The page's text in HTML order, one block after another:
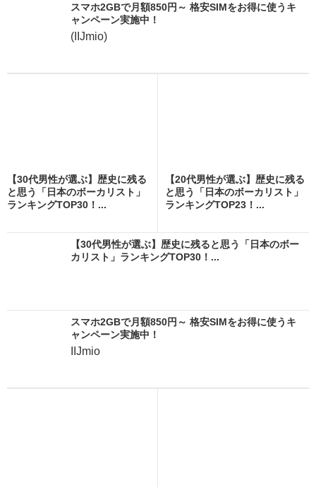
スマホ2GBで月額850円～ 格安SIMをお得に使うキ
ャンペーン実施中！
(IIJmio)
【30代男性が選ぶ】歴史に残る
と思う「日本のボーカリスト」
ランキングTOP30！...
【20代男性が選ぶ】歴史に残る
と思う「日本のボーカリスト」
ランキングTOP23！...
【30代男性が選ぶ】歴史に残ると思う「日本のボー
カリスト」ランキングTOP30！...
スマホ2GBで月額850円～ 格安SIMをお得に使うキ
ャンペーン実施中！
IIJmio